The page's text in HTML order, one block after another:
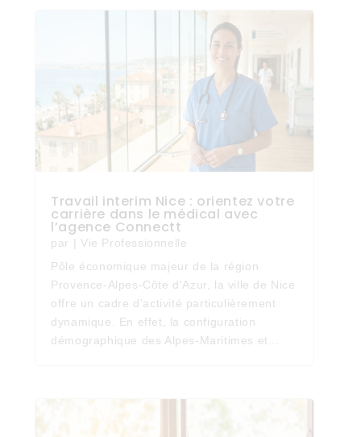
Travail interim Nice : orientez votre
carrière dans le médical avec
l’agence Connectt
par
Vie Professionnelle
Pôle économique majeur de la région
Provence-Alpes-Côte d'Azur, la ville de Nice
offre un cadre d'activité particulièrement
dynamique. En effet, la configuration
démographique des Alpes-Maritimes et...